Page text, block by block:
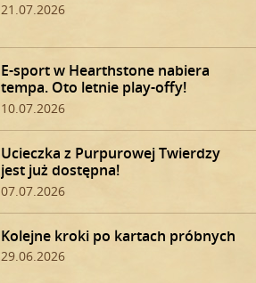
21.07.2026
E-sport w Hearthstone nabiera
tempa. Oto letnie play-offy!
10.07.2026
Ucieczka z Purpurowej Twierdzy
jest już dostępna!
07.07.2026
Kolejne kroki po kartach próbnych
29.06.2026